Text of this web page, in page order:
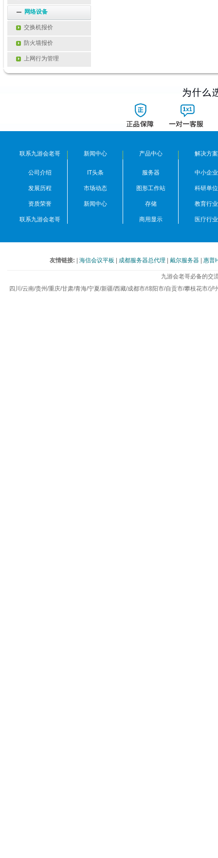
网络设备
交换机报价
防火墙报价
上网行为管理
联系九游会老哥
公司介绍
发展历程
资质荣誉
联系九游会老哥
新闻中心
IT头条
市场动态
新闻中心
产品中心
服务器
图形工作站
存储
商用显示
解决方案
中小企业
科研单位
教育行业
医疗行业
友情链接: |海信会议平板 | 成都服务器总代理 |戴尔服务器 |惠普
九游会老哥必备的
四川/云南/贵州/重庆/甘肃/青海/宁夏/新疆/西藏/成都市/绵阳市/自贡市/攀枝花市/泸州